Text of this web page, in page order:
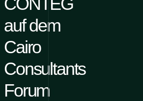
auf dem
Cairo
Consultants
Forum